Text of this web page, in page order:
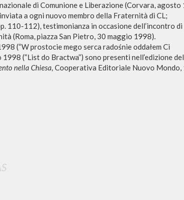
di Comunione e Liberazione (Corvara, agosto
a ogni nuovo membro della Fraternità di CL;
110-112), testimonianza in occasione dell’incontro di
(Roma, piazza San Pietro, 30 maggio 1998).
(“W prostocie mego serca radośnie oddałem Ci
(“List do Bractwa”) sono presenti nell’edizione del
nella Chiesa,Cooperativa Editoriale Nuovo Mondo,
Recibe información